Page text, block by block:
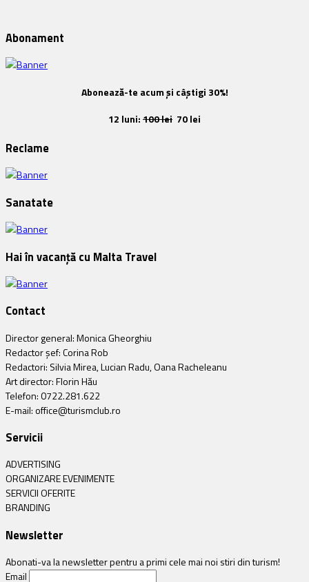
Abonament
Abonează-te acum și câștigi 30%!
12 luni:100 lei 70 lei
Reclame
Sanatate
Hai în vacanță cu Malta Travel
Contact
Director general: Monica Gheorghiu
Redactor șef: Corina Rob
Redactori: Silvia Mirea, Lucian Radu, Oana Racheleanu
Art director: Florin Hău
Telefon: 0722.281.622
E-mail: office@turismclub.ro
Servicii
ADVERTISING
ORGANIZARE EVENIMENTE
SERVICII OFERITE
BRANDING
Newsletter
Abonati-va la newsletter pentru a primi cele mai noi stiri din turism!
Email